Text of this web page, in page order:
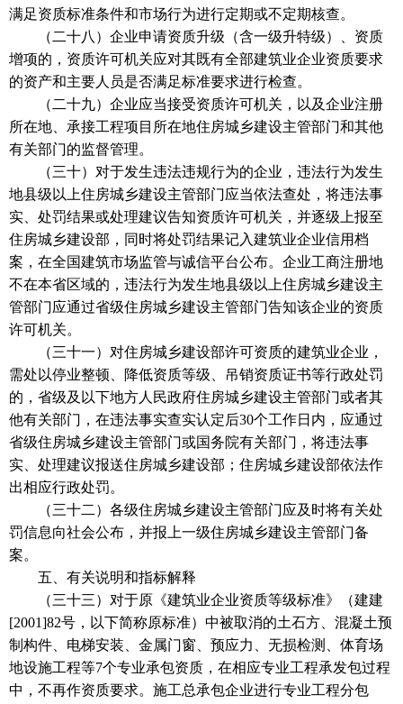
满足资质标准条件和市场行为进行定期或不定期核查。
（二十八）企业申请资质升级（含一级升特级）、资质
增项的，资质许可机关应对其既有全部建筑业企业资质要求
的资产和主要人员是否满足标准要求进行检查。
（二十九）企业应当接受资质许可机关，以及企业注册
所在地、承接工程项目所在地住房城乡建设主管部门和其他
有关部门的监督管理。
（三十）对于发生违法违规行为的企业，违法行为发生
地县级以上住房城乡建设主管部门应当依法查处，将违法事
实、处罚结果或处理建议告知资质许可机关，并逐级上报至
住房城乡建设部，同时将处罚结果记入建筑业企业信用档
案，在全国建筑市场监管与诚信平台公布。企业工商注册地
不在本省区域的，违法行为发生地县级以上住房城乡建设主
管部门应通过省级住房城乡建设主管部门告知该企业的资质
许可机关。
（三十一）对住房城乡建设部许可资质的建筑业企业，
需处以停业整顿、降低资质等级、吊销资质证书等行政处罚
的，省级及以下地方人民政府住房城乡建设主管部门或者其
他有关部门，在违法事实查实认定后30个工作日内，应通过
省级住房城乡建设主管部门或国务院有关部门，将违法事
实、处理建议报送住房城乡建设部；住房城乡建设部依法作
出相应行政处罚。
（三十二）各级住房城乡建设主管部门应及时将有关处
罚信息向社会公布，并报上一级住房城乡建设主管部门备
案。
五、有关说明和指标解释
（三十三）对于原《建筑业企业资质等级标准》（建建
[2001]82号，以下简称原标准）中被取消的土石方、混凝土预
制构件、电梯安装、金属门窗、预应力、无损检测、体育场
地设施工程等7个专业承包资质，在相应专业工程承发包过程
中，不再作资质要求。施工总承包企业进行专业工程分包